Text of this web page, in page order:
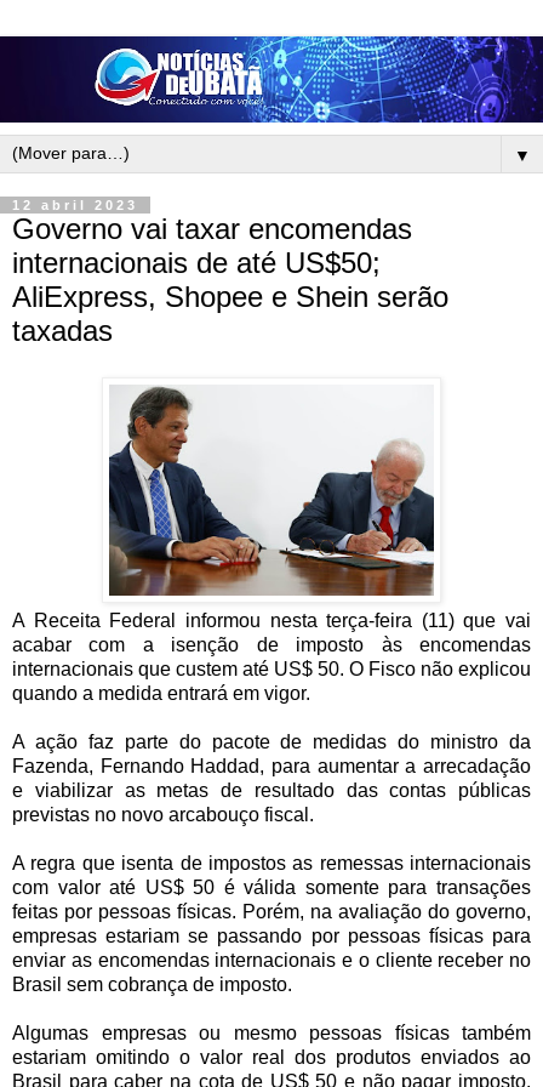
▼
12 abril 2023
Governo vai taxar encomendas
internacionais de até US$50;
AliExpress, Shopee e Shein serão
taxadas
A Receita Federal informou nesta terça-feira (11) que vai
acabar com a isenção de imposto às encomendas
internacionais que custem até US$ 50. O Fisco não explicou
quando a medida entrará em vigor.
A ação faz parte do pacote de medidas do ministro da
Fazenda, Fernando Haddad, para aumentar a arrecadação
e viabilizar as metas de resultado das contas públicas
previstas no novo arcabouço fiscal.
A regra que isenta de impostos as remessas internacionais
com valor até US$ 50 é válida somente para transações
feitas por pessoas físicas. Porém, na avaliação do governo,
empresas estariam se passando por pessoas físicas para
enviar as encomendas internacionais e o cliente receber no
Brasil sem cobrança de imposto.
Algumas empresas ou mesmo pessoas físicas também
estariam omitindo o valor real dos produtos enviados ao
Brasil para caber na cota de US$ 50 e não pagar imposto.